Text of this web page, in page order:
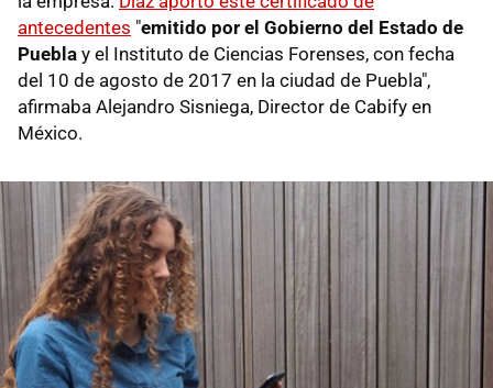
antecedentes "emitido por el Gobierno del Estado de
Puebla y el Instituto de Ciencias Forenses, con fecha
del 10 de agosto de 2017 en la ciudad de Puebla",
afirmaba Alejandro Sisniega, Director de Cabify en
México.